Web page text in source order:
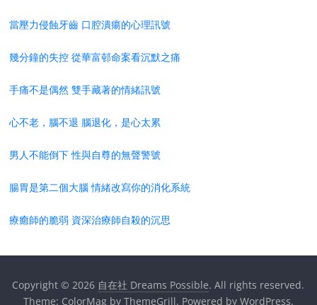
當壓力侵蝕牙齒 口腔潰瘍的心理訊號
幾分鐘的失控 從華富邨命案看沉默之痛
手痛不是偶然 雙手藏著的情緒訊號
心不老，腦不退 腦退化，是心太累
男人不能倒下 性與自尊的無聲警號
腸胃是第二個大腦 情緒改寫你的消化系統
療癒師的脆弱 資深治療師自殺的沉思
Copyright © 2026 自在社 Dreams Possible. All rights reserved.
Theme: ColorMagby ThemeGrill. Powered by WordPress.